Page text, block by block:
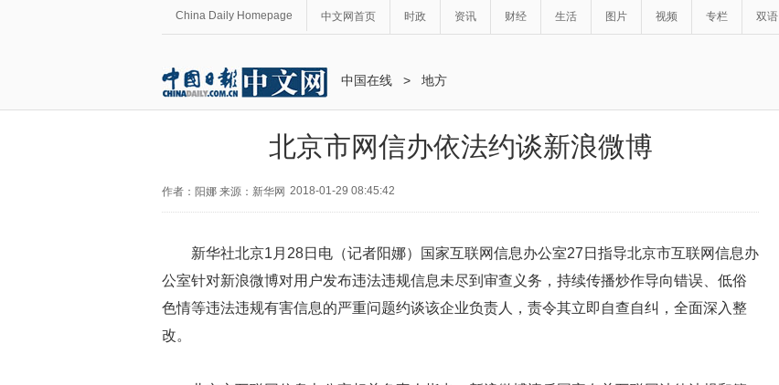
China Daily Homepage 中文网首页 时政 资讯 财经 生活 图片 视频 专栏 双语
中国在线 > 地方
北京市网信办依法约谈新浪微博
作者：阳娜 来源：新华网 2018-01-29 08:45:42
新华社北京1月28日电（记者阳娜）国家互联网信息办公室27日指导北京市互联网信息办
公室针对新浪微博对用户发布违法违规信息未尽到审查义务，持续传播炒作导向错误、低俗
色情等违法违规有害信息的严重问题约谈该企业负责人，责令其立即自查自纠，全面深入整
改。